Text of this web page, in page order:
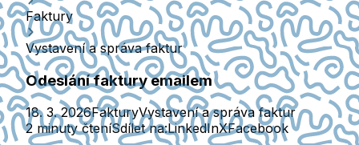
Faktury
Vystavení a správa faktur
Odeslání faktury emailem
18. 3. 2026FakturyVystavení a správa faktur
2 minuty čteníSdílet na:LinkedInXFacebook